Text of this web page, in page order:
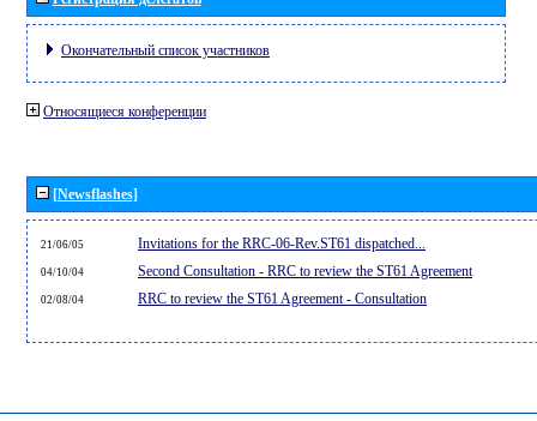
Окончательный список участников
Относящиеся конференции
[Newsflashes]
21/06/05 Invitations for the RRC-06-Rev.ST61 dispatched...
04/10/04 Second Consultation - RRC to review the ST61 Agreement
02/08/04 RRC to review the ST61 Agreement - Consultation